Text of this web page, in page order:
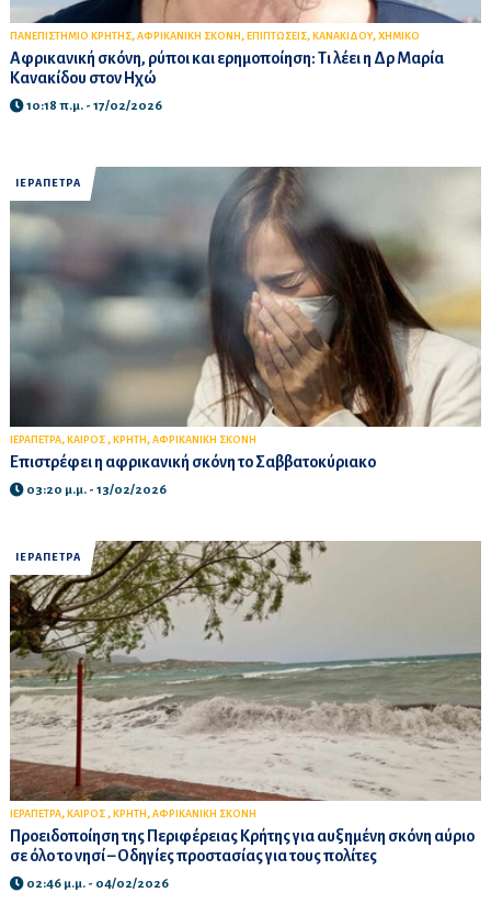
ΠΑΝΕΠΙΣΤΗΜΙΟ ΚΡΗΤΗΣ, ΑΦΡΙΚΑΝΙΚΗ ΣΚΟΝΗ , ΕΠΙΠΤΩΣΕΙΣ, ΚΑΝΑΚΙΔΟΥ, ΧΗΜΙΚΟ
Αφρικανική σκόνη, ρύποι και ερημοποίηση: Τι λέει η Δρ Μαρία
Κανακίδου στον Ηχώ
10:18 π.μ. - 17/02/2026
ΙΕΡΑΠΕΤΡΑ
ΙΕΡΑΠΕΤΡΑ, ΚΑΙΡΟΣ , ΚΡΗΤΗ , ΑΦΡΙΚΑΝΙΚΗ ΣΚΟΝΗ
Επιστρέφει η αφρικανική σκόνη το Σαββατοκύριακο
03:20 μ.μ. - 13/02/2026
ΙΕΡΑΠΕΤΡΑ
ΙΕΡΑΠΕΤΡΑ, ΚΑΙΡΟΣ , ΚΡΗΤΗ , ΑΦΡΙΚΑΝΙΚΗ ΣΚΟΝΗ
Προειδοποίηση της Περιφέρειας Κρήτης για αυξημένη σκόνη αύριο
σε όλο το νησί – Οδηγίες προστασίας για τους πολίτες
02:46 μ.μ. - 04/02/2026